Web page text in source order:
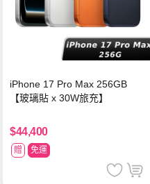
iPhone 17 Pro Max 256GB
【玻璃貼 x 30W旅充】
$44,400
贈 免運